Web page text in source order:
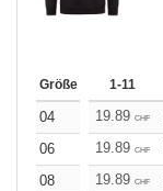
Größe 1-11
04 19.89 CHF
06
19.89 CHF
08
19.89 CHF